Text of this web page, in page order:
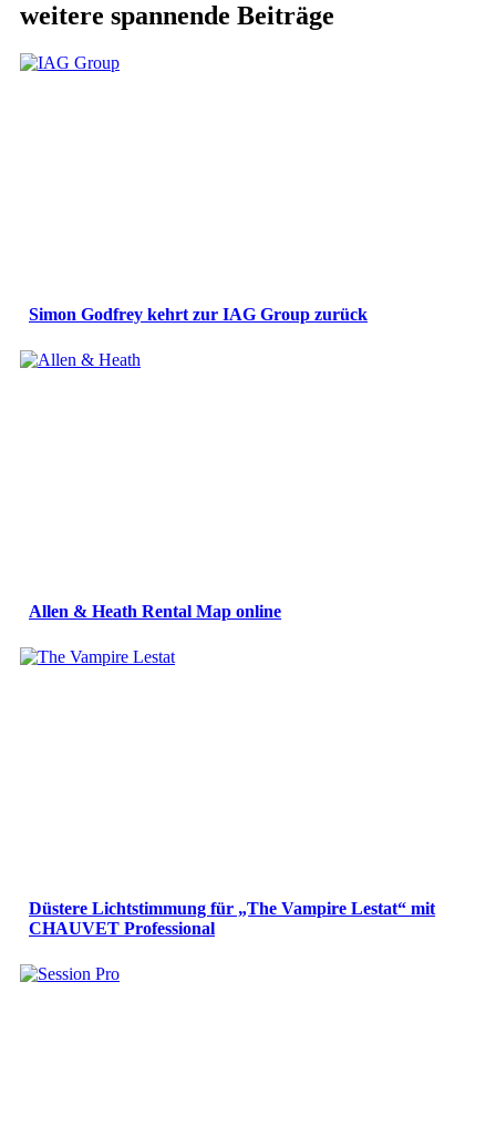
weitere spannende Beiträge
Simon Godfrey kehrt zur IAG Group zurück
Allen & Heath Rental Map online
Düstere Lichtstimmung für „The Vampire Lestat“ mit
CHAUVET Professional